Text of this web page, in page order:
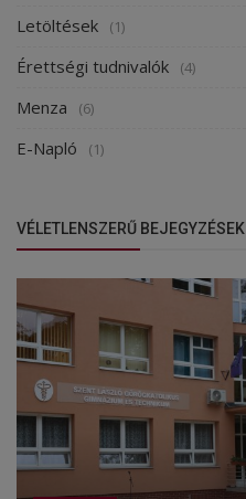
Letöltések (1)
Érettségi tudnivalók (4)
Menza (6)
E-Napló (1)
VÉLETLENSZERŰ BEJEGYZÉSEK